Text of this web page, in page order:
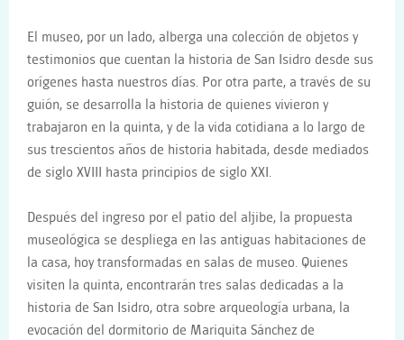
El museo, por un lado, alberga una colección de objetos y
testimonios que cuentan la historia de San Isidro desde sus
orígenes hasta nuestros días. Por otra parte, a través de su
guión, se desarrolla la historia de quienes vivieron y
trabajaron en la quinta, y de la vida cotidiana a lo largo de
sus trescientos años de historia habitada, desde mediados
de siglo XVIII hasta principios de siglo XXI.
Después del ingreso por el patio del aljibe, la propuesta
museológica se despliega en las antiguas habitaciones de
la casa, hoy transformadas en salas de museo. Quienes
visiten la quinta, encontrarán tres salas dedicadas a la
historia de San Isidro, otra sobre arqueología urbana, la
evocación del dormitorio de Mariquita Sánchez de